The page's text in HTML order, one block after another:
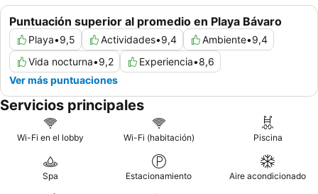
Puntuación superior al promedio en Playa Bávaro
Playa•9,5 Actividades•9,4 Ambiente•9,4
Vida nocturna•9,2 Experiencia•8,6
Ver más puntuaciones
Servicios principales
Wi-Fi en el lobby Wi-Fi (habitación) Piscina
Spa Estacionamiento Aire acondicionado